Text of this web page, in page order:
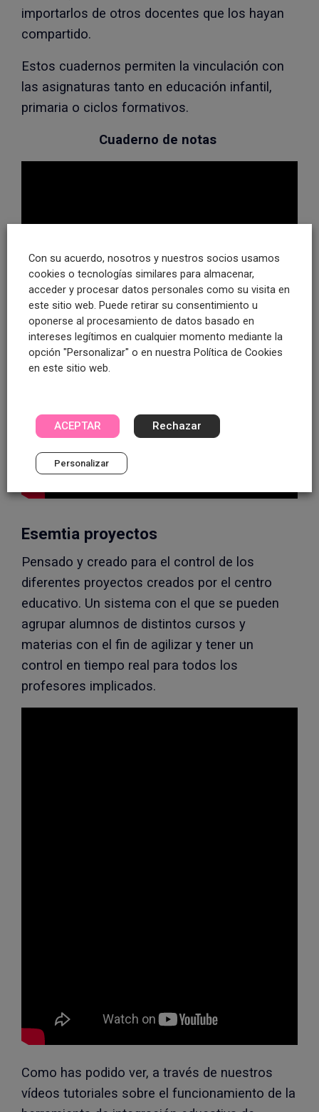
importarlos de otros docentes que los hayan
compartido.
Estos cuadernos permiten la vinculación con
las asignaturas tanto en educación infantil,
primaria o ciclos formativos.
Cuaderno de notas
Esemtia proyectos
Pensado y creado para el control de los
diferentes proyectos creados por el centro
educativo. Un sistema con el que se pueden
agrupar alumnos de distintos cursos y
materias con el fin de agilizar y tener un
control en tiempo real para todos los
profesores implicados.
Como has podido ver, a través de nuestros
vídeos tutoriales sobre el funcionamiento de la
Con su acuerdo, nosotros y nuestros socios usamos
cookies o tecnologías similares para almacenar,
acceder y procesar datos personales como su visita en
este sitio web. Puede retirar su consentimiento u
oponerse al procesamiento de datos basado en
intereses legítimos en cualquier momento mediante la
opción "Personalizar" o en nuestra Política de Cookies
en este sitio web.
ACEPTAR Rechazar
Personalizar